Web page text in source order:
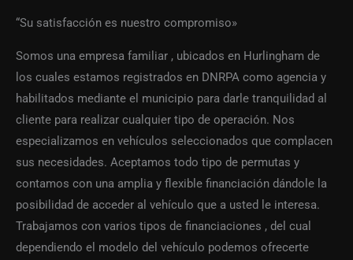
“Su satisfacción es nuestro compromiso»
Somos una empresa familiar , ubicados en Hurlingham de
los cuales estamos registrados en DNRPA como agencia y
habilitados mediante el municipio para darle tranquilidad al
cliente para realizar cualquier tipo de operación. Nos
especializamos en vehículos seleccionados que complacen
sus necesidades. Aceptamos todo tipo de permutas y
contamos con una amplia y flexible financiación dándole la
posibilidad de acceder al vehículo que a usted le interesa.
Trabajamos con varios tipos de financiaciones , del cual
dependiendo el modelo del vehículo podemos ofrecerte